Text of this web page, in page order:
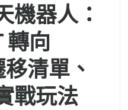
機器人：
轉向
清單、
戰玩法